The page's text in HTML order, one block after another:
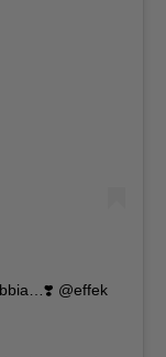
@effek